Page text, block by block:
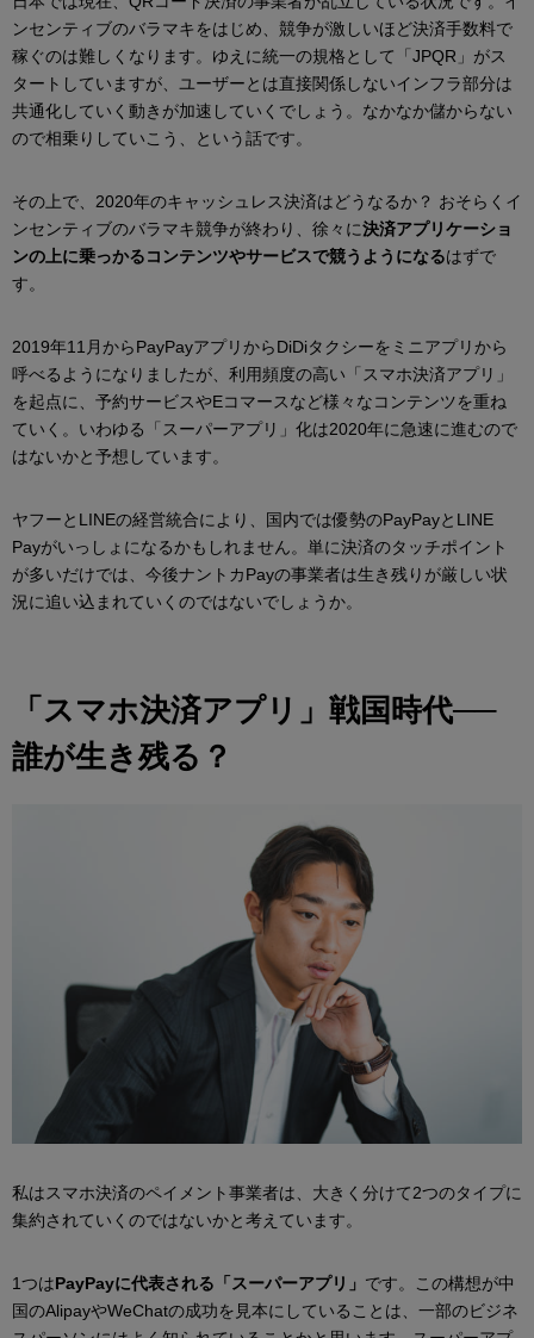
ンセンティブのバラマキをはじめ、競争が激しいほど決済手数料で
稼ぐのは難しくなります。ゆえに統一の規格として「JPQR」がス
タートしていますが、ユーザーとは直接関係しないインフラ部分は
共通化していく動きが加速していくでしょう。なかなか儲からない
ので相乗りしていこう、という話です。
その上で、2020年のキャッシュレス決済はどうなるか？ おそらくイ
ンセンティブのバラマキ競争が終わり、徐々に決済アプリケーショ
ンの上に乗っかるコンテンツやサービスで競うようになるはずで
す。
2019年11月からPayPayアプリからDiDiタクシーをミニアプリから
呼べるようになりましたが、利用頻度の高い「スマホ決済アプリ」
を起点に、予約サービスやEコマースなど様々なコンテンツを重ね
ていく。いわゆる「スーパーアプリ」化は2020年に急速に進むので
はないかと予想しています。
ヤフーとLINEの経営統合により、国内では優勢のPayPayとLINE
Payがいっしょになるかもしれません。単に決済のタッチポイント
が多いだけでは、今後ナントカPayの事業者は生き残りが厳しい状
況に追い込まれていくのではないでしょうか。
「スマホ決済アプリ」戦国時代──
誰が生き残る？
私はスマホ決済のペイメント事業者は、大きく分けて2つのタイプに
集約されていくのではないかと考えています。
1つはPayPayに代表される「スーパーアプリ」 です。この構想が中
国のAlipayやWeChatの成功を見本にしていることは、一部のビジネ